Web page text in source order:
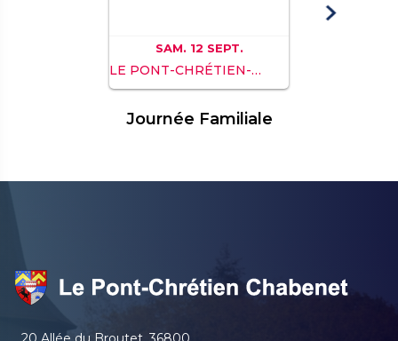
SAM. 12 SEPT.
LE PONT-CHRÉTIEN-
CHABENET
Journée Familiale